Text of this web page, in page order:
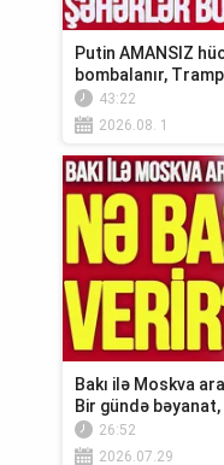
Putin AMANSIZ
bombalanır,
43:22
2026.08. 1
Bakı ilə Moskva
Bir gündə
REAKSİY...
26:52
2026.07.29